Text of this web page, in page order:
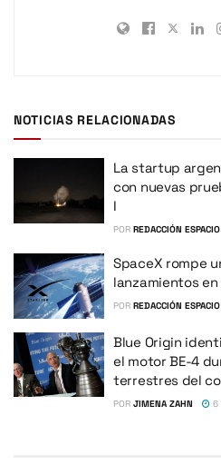
NOTICIAS RELACIONADAS
La startup
con nuevas
I
POR REDACCIÓN
SpaceX rompe
lanzamientos
POR REDACCIÓN
Blue Origin
el motor BE-4
terrestres del
POR JIMENA ZAHN 6